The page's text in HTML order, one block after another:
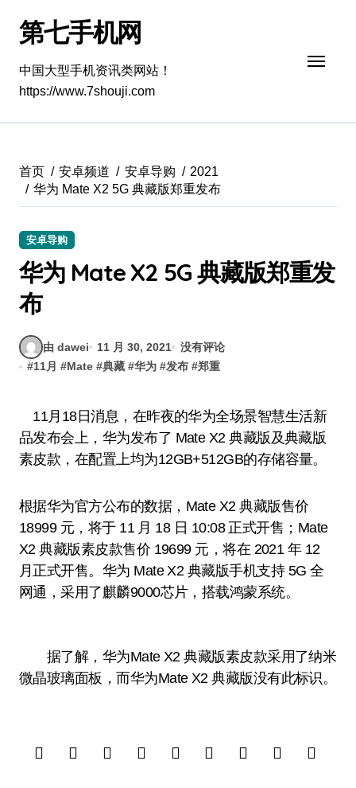
第七手机网
中国大型手机资讯类网站！
https://www.7shouji.com
首页 安卓频道 安卓导购
2021
华为 Mate X2 5G 典藏版郑重发布
安卓导购
华为 Mate X2 5G 典藏版郑重发
布
由 dawei 11 月 30, 2021
没有评论
#11月 #Mate #典藏 #华为 #发布 #郑重
11月18日消息，在昨夜的华为全场景智慧生活新
品发布会上，华为发布了 Mate X2 典藏版及典藏版
素皮款，在配置上均为12GB+512GB的存储容量。
根据华为官方公布的数据，Mate X2 典藏版售价
18999 元，将于 11 月 18 日 10:08 正式开售；Mate
X2 典藏版素皮款售价 19699 元，将在 2021 年 12
月正式开售。华为 Mate X2 典藏版手机支持 5G 全
网通，采用了麒麟9000芯片，搭载鸿蒙系统。
据了解，华为Mate X2 典藏版素皮款采用了纳米
微晶玻璃面板，而华为Mate X2 典藏版没有此标识。